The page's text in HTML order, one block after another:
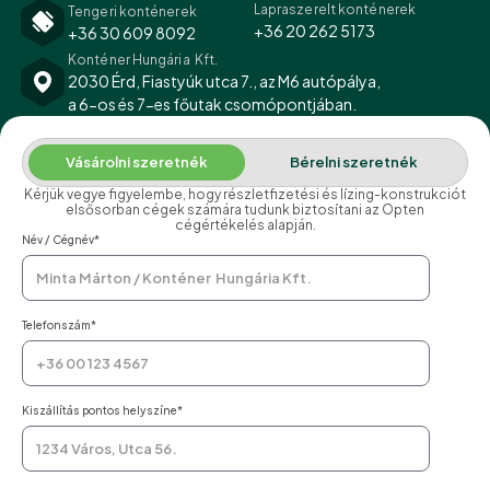
Tengeri konténerek
+36 30 609 8092
Lapraszerelt konténerek
+36 20 262 5173
Konténer Hungária Kft.
2030 Érd, Fiastyúk utca 7., az M6 autópálya,
a 6-os és 7-es főutak csomópontjában.
Vásárolni szeretnék Bérelni szeretnék
Kérjük vegye figyelembe, hogy részletfizetési és lízing-konstrukciót
elsősorban cégek számára tudunk biztosítani az Opten
cégértékelés alapján.
Név / Cégnév*
Telefonszám*
Kiszállítás pontos helyszíne*